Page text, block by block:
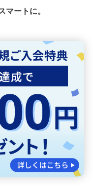
続き
ドの基本
マートに。